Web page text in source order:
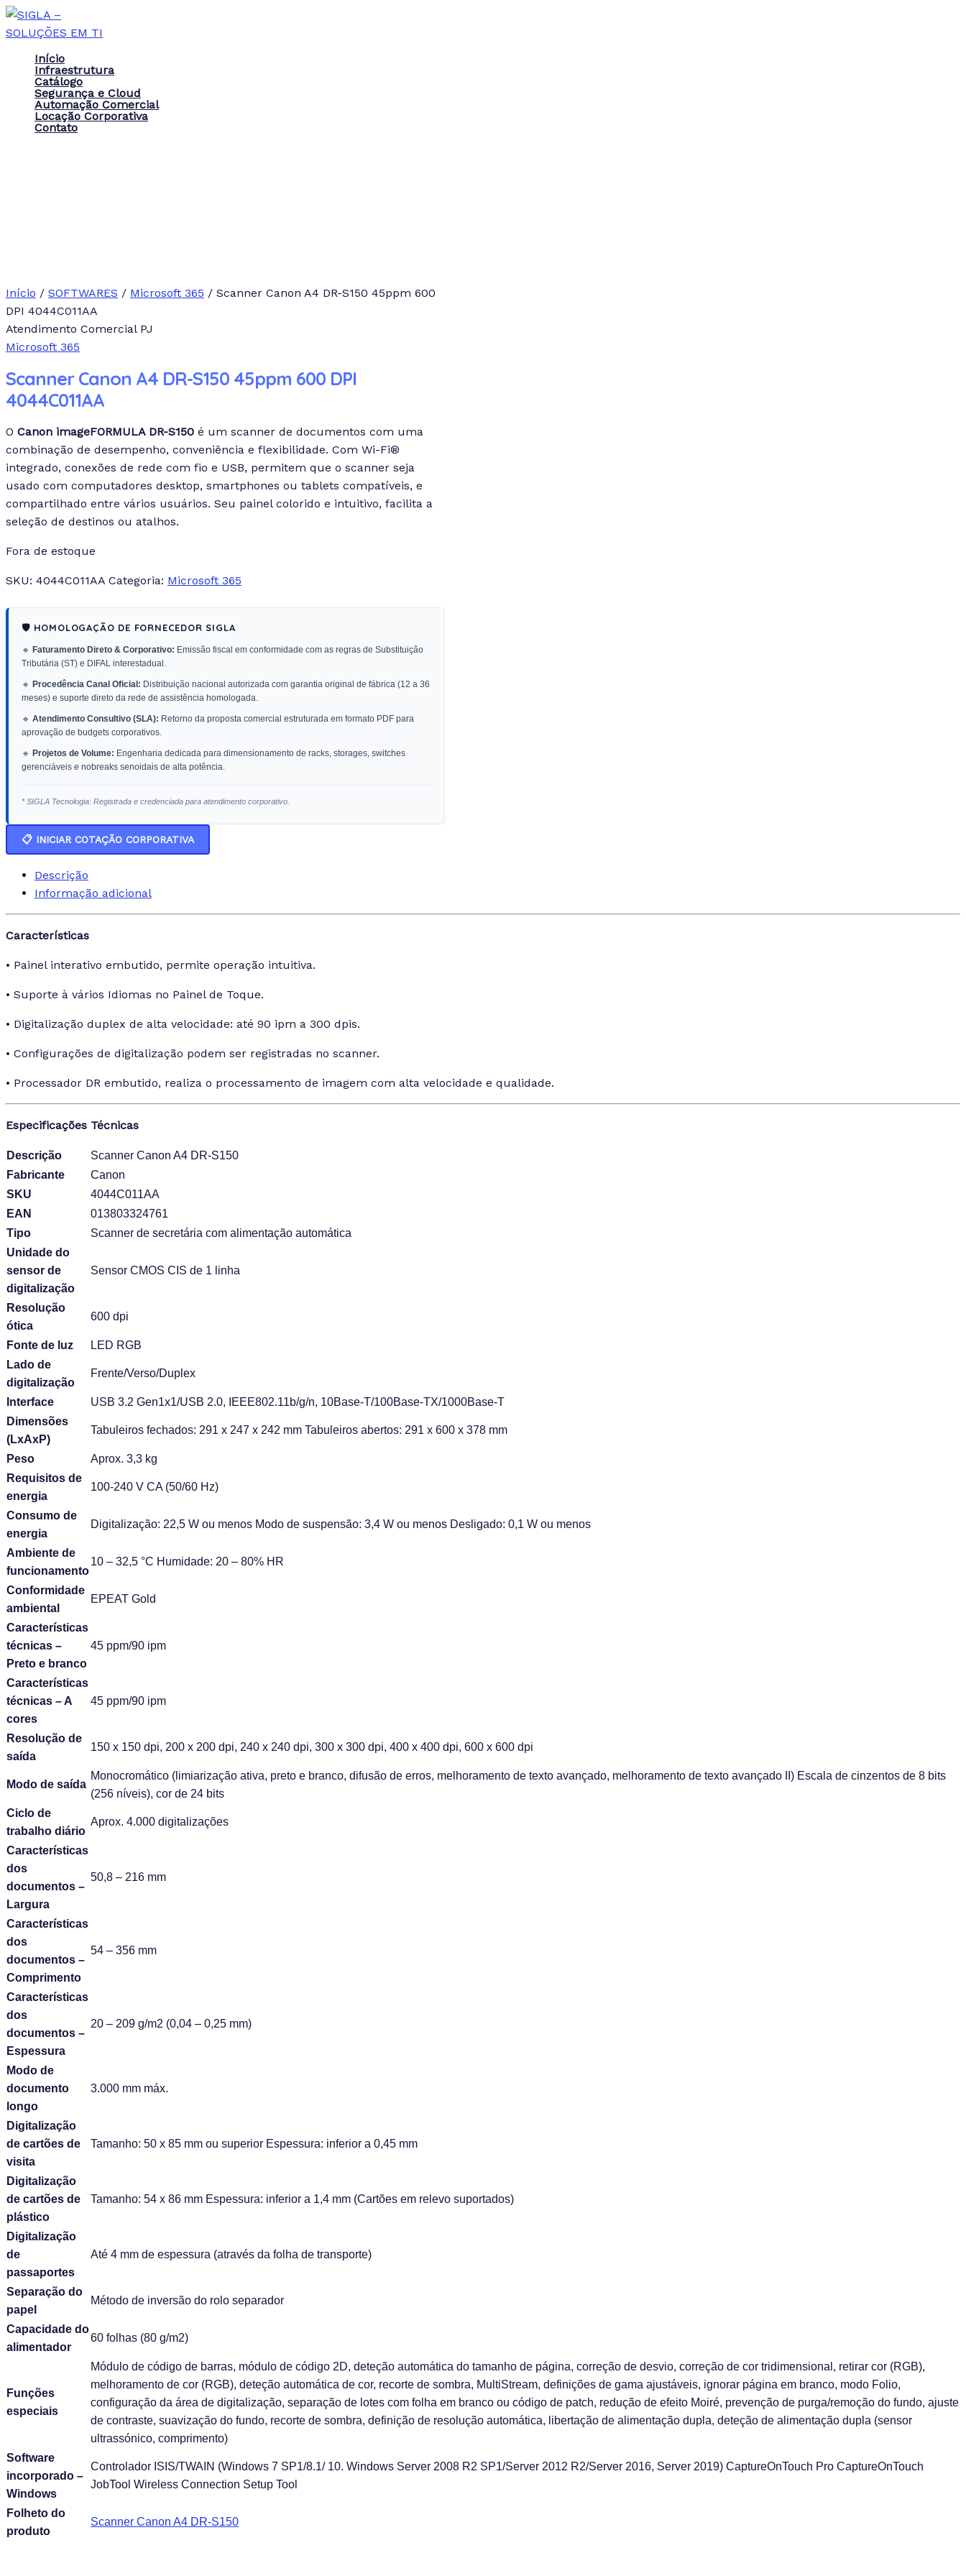
Ir
para
conteúdo
Início
Infraestrutura
Catálogo
Segurança e Cloud
Automação Comercial
Locação Corporativa
Contato
Início / SOFTWARES / Microsoft 365 / Scanner Canon A4 DR-S150 45ppm 600
DPI 4044C011AA
Atendimento Comercial PJ
Microsoft 365
Scanner Canon A4 DR-S150 45ppm 600 DPI
4044C011AA
O Canon imageFORMULA DR-S150 é um scanner de documentos com uma
combinação de desempenho, conveniência e flexibilidade. Com Wi-Fi®
integrado, conexões de rede com fio e USB, permitem que o scanner seja
usado com computadores desktop, smartphones ou tablets compatíveis, e
compartilhado entre vários usuários. Seu painel colorido e intuitivo, facilita a
seleção de destinos ou atalhos.
Fora de estoque
SKU: 4044C011AA Categoria: Microsoft 365
🛡️ HOMOLOGAÇÃO DE FORNECEDOR SIGLA
🔹 Faturamento Direto & Corporativo: Emissão fiscal em conformidade com as regras de Substituição
Tributária (ST) e DIFAL interestadual.
🔹 Procedência Canal Oficial: Distribuição nacional autorizada com garantia original de fábrica (12 a 36
meses) e suporte direto da rede de assistência homologada.
🔹 Atendimento Consultivo (SLA): Retorno da proposta comercial estruturada em formato PDF para
aprovação de budgets corporativos.
🔹 Projetos de Volume: Engenharia dedicada para dimensionamento de racks, storages, switches
gerenciáveis e nobreaks senoidais de alta potência.
* SIGLA Tecnologia: Registrada e credenciada para atendimento corporativo.
📋 INICIAR COTAÇÃO CORPORATIVA
Descrição
Informação adicional
Características
• Painel interativo embutido, permite operação intuitiva.
• Suporte à vários Idiomas no Painel de Toque.
• Digitalização duplex de alta velocidade: até 90 ipm a 300 dpis.
• Configurações de digitalização podem ser registradas no scanner.
• Processador DR embutido, realiza o processamento de imagem com alta velocidade e qualidade.
Especificações Técnicas
Descrição
Scanner Canon A4 DR-S150
Fabricante
Canon
SKU
4044C011AA
EAN
013803324761
Tipo
Scanner de secretária com alimentação automática
Unidade do
sensor de
digitalização
Sensor CMOS CIS de 1 linha
Resolução
ótica
600 dpi
Fonte de luz
LED RGB
Lado de
digitalização
Frente/Verso/Duplex
Interface
USB 3.2 Gen1x1/USB 2.0, IEEE802.11b/g/n, 10Base-T/100Base-TX/1000Base-T
Dimensões
(LxAxP)
Tabuleiros fechados: 291 x 247 x 242 mm Tabuleiros abertos: 291 x 600 x 378 mm
Peso
Aprox. 3,3 kg
Requisitos de
energia
100-240 V CA (50/60 Hz)
Consumo de
energia
Digitalização: 22,5 W ou menos Modo de suspensão: 3,4 W ou menos Desligado: 0,1 W ou menos
Ambiente de
funcionamento
10 – 32,5 °C Humidade: 20 – 80% HR
Conformidade
ambiental
EPEAT Gold
Características
técnicas –
Preto e branco
45 ppm/90 ipm
Características
técnicas – A
cores
45 ppm/90 ipm
Resolução de
saída
150 x 150 dpi, 200 x 200 dpi, 240 x 240 dpi, 300 x 300 dpi, 400 x 400 dpi, 600 x 600 dpi
Modo de saída
Monocromático (limiarização ativa, preto e branco, difusão de erros, melhoramento de texto avançado, melhoramento de texto avançado II) Escala de cinzentos de 8 bits
(256 níveis), cor de 24 bits
Ciclo de
trabalho diário
Aprox. 4.000 digitalizações
Características
dos
documentos –
Largura
50,8 – 216 mm
Características
dos
documentos –
Comprimento
54 – 356 mm
Características
dos
documentos –
Espessura
20 – 209 g/m2 (0,04 – 0,25 mm)
Modo de
documento
longo
3.000 mm máx.
Digitalização
de cartões de
visita
Tamanho: 50 x 85 mm ou superior Espessura: inferior a 0,45 mm
Digitalização
de cartões de
plástico
Tamanho: 54 x 86 mm Espessura: inferior a 1,4 mm (Cartões em relevo suportados)
Digitalização
de
passaportes
Até 4 mm de espessura (através da folha de transporte)
Separação do
papel
Método de inversão do rolo separador
Capacidade do
alimentador
60 folhas (80 g/m2)
Funções
especiais
Módulo de código de barras, módulo de código 2D, deteção automática do tamanho de página, correção de desvio, correção de cor tridimensional, retirar cor (RGB),
melhoramento de cor (RGB), deteção automática de cor, recorte de sombra, MultiStream, definições de gama ajustáveis, ignorar página em branco, modo Folio,
configuração da área de digitalização, separação de lotes com folha em branco ou código de patch, redução de efeito Moiré, prevenção de purga/remoção do fundo, ajuste
de contraste, suavização do fundo, recorte de sombra, definição de resolução automática, libertação de alimentação dupla, deteção de alimentação dupla (sensor
ultrassónico, comprimento)
Software
incorporado –
Windows
Controlador ISIS/TWAIN (Windows 7 SP1/8.1/ 10. Windows Server 2008 R2 SP1/Server 2012 R2/Server 2016, Server 2019) CaptureOnTouch Pro CaptureOnTouch
JobTool Wireless Connection Setup Tool
Folheto do
produto
Scanner Canon A4 DR-S150